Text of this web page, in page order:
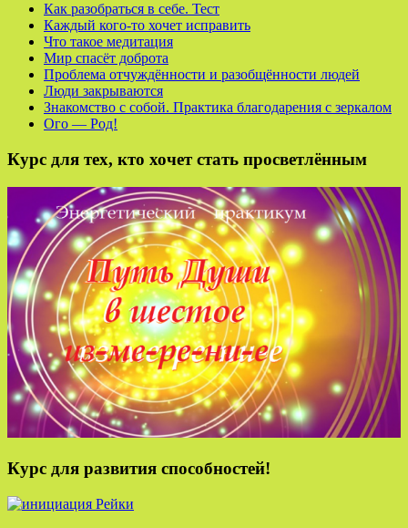
Как разобраться в себе. Тест
Каждый кого-то хочет исправить
Что такое медитация
Мир спасёт доброта
Проблема отчуждённости и разобщённости людей
Люди закрываются
Знакомство с собой. Практика благодарения с зеркалом
Ого — Род!
Курс для тех, кто хочет стать просветлённым
Курс для развития способностей!